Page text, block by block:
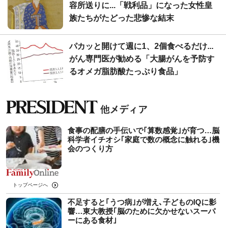
容所送りに...「戦利品」になった女性皇
族たちがたどった悲惨な結末
パカッと開けて週に1、2個食べるだけ...
がん専門医が勧める「大腸がんを予防す
るオメガ脂肪酸たっぷり食品」
食事の配膳の手伝いで｢算数感覚｣が育つ…脳
科学者イチオシ｢家庭で数の概念に触れる｣機
会のつくり方
トップページへ
不足すると｢うつ病｣が増え､子どものIQに影
響…東大教授｢脳のために欠かせないスーパ
ーにある食材｣